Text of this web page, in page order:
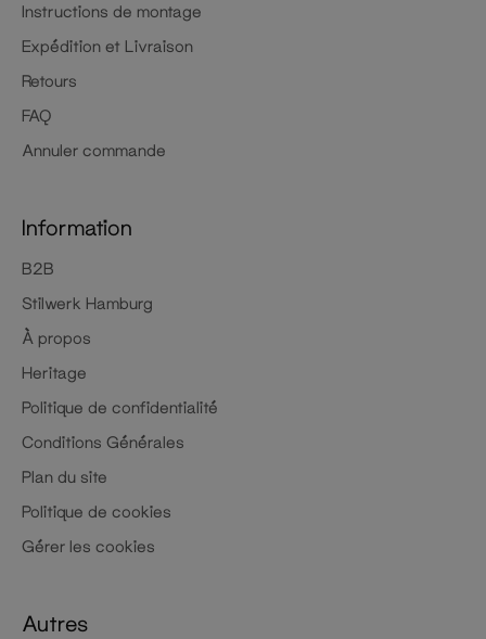
Instructions de montage
Expédition et Livraison
Retours
FAQ
Annuler commande
Information
B2B
Stilwerk Hamburg
À propos
Heritage
Politique de confidentialité
Conditions Générales
Plan du site
Politique de cookies
Gérer les cookies
Autres